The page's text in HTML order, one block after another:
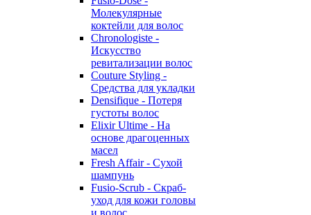
Молекулярные
коктейли для волос
Chronologiste -
Искусство
ревитализации волос
Couture Styling -
Средства для укладки
Densifique - Потеря
густоты волос
Elixir Ultime - На
основе драгоценных
масел
Fresh Affair - Сухой
шампунь
Fusio-Scrub - Скраб-
уход для кожи головы
и волос